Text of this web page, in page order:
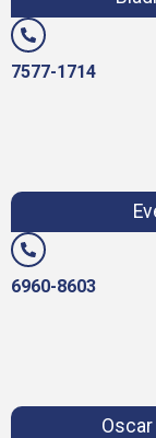
7577-1714
6960-8603